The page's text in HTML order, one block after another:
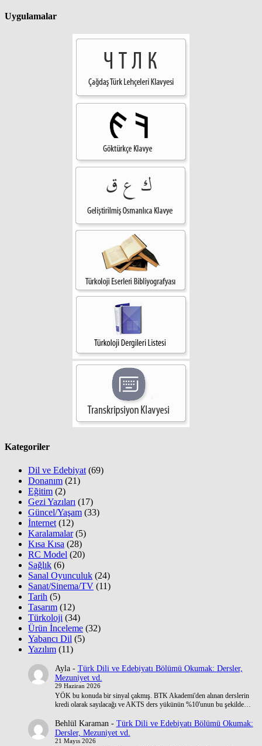
Uygulamalar
Kategoriler
Dil ve Edebiyat (69)
Donanım (21)
Eğitim (2)
Gezi Yazıları (17)
Güncel/Yaşam (33)
İnternet (12)
Karalamalar(5)
Kısa Kısa (28)
RC Model (20)
Sağlık (6)
Sanal Oyunculuk (24)
Sanat/Sinema/TV (11)
Tarih (5)
Tasarım (12)
Türkoloji (34)
Ürün İnceleme (32)
Yabancı Dil (5)
Yazılım (11)
Ayla- Türk Dili ve Edebiyatı Bölümü Okumak: Dersler,
Mezuniyet vd.
29 Haziran 2026
YÖK bu konuda bir sinyal çakmış. BTK Akademi'den alınan derslerin
kredi olarak sayılacağı ve AKTS ders yükünün %10'unun bu şekilde…
Behlül Karaman- Türk Dili ve Edebiyatı Bölümü Okumak:
Dersler, Mezuniyet vd.
21 Mayıs 2026